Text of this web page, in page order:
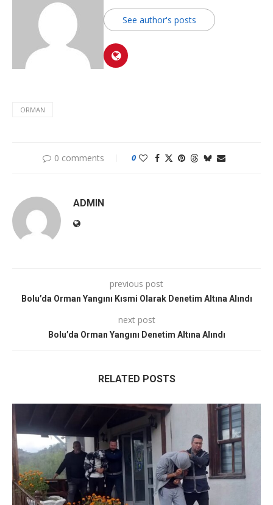
See author's posts
ORMAN
0 comments 0
ADMIN
previous post
Bolu’da Orman Yangını Kısmi Olarak Denetim Altına Alındı
next post
Bolu’da Orman Yangını Denetim Altına Alındı
RELATED POSTS